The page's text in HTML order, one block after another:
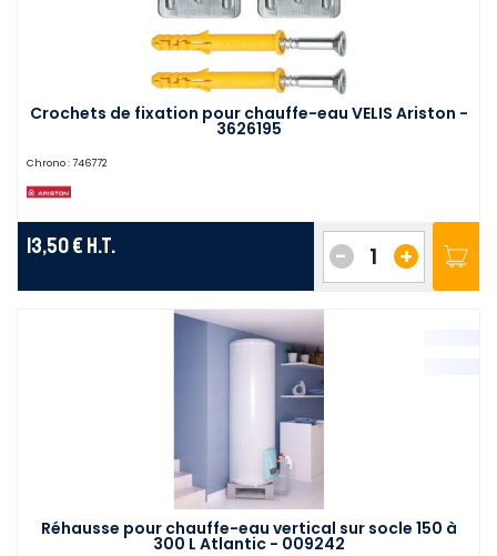
Crochets de fixation pour chauffe-eau VELIS Ariston -
3626195
Chrono : 746772
13,50 € H.T. +
-
Réhausse pour chauffe-eau vertical sur socle 150 à
300 L Atlantic - 009242